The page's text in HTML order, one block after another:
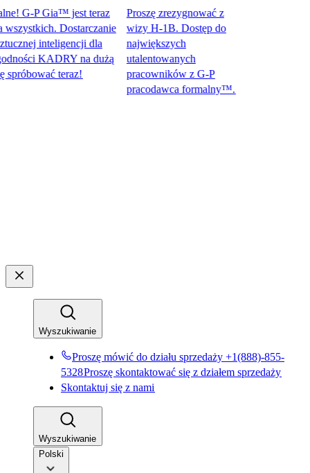
P Gia™ jest teraz
Dostarczanie
inteligencji dla
KADRY na dużą
teraz!​​
Proszę zrezygnować z
wizy H-1B. Dostęp do
największych
utalentowanych
pracowników z G-P
pracodawca formalny™.​​
Wyszukiwanie​​
Proszę mówić do działu sprzedaży +1(888)-855-
5328​​Proszę skontaktować się z działem sprzedaży​​
Skontaktuj się z nami​​
Wyszukiwanie​​
Polski